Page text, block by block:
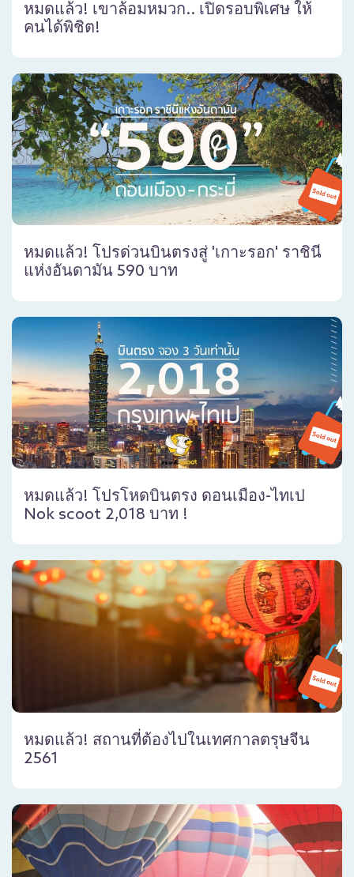
หมดแล้ว! เขาล้อมหมวก.. เปิดรอบพิเศษ ให้
คนได้พิชิต!
หมดแล้ว! โปรด่วนบินตรงสู่ 'เกาะรอก' ราชินี
แห่งอันดามัน 590 บาท
หมดแล้ว! โปรโหดบินตรง ดอนเมือง-ไทเป
Nok scoot 2,018 บาท !
หมดแล้ว! สถานที่ต้องไปในเทศกาลตรุษจีน
2561